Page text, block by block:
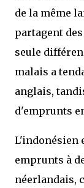
de la même
partagent
seule
malais a
anglais,
d'emprunts
L'indonésien
emprunts à
néerlandais,